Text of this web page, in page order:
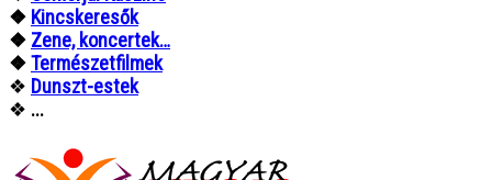
❖ Kincskeresők
❖ Zene, koncertek…
❖Természetfilmek
❖ Dunszt-estek
❖ ...